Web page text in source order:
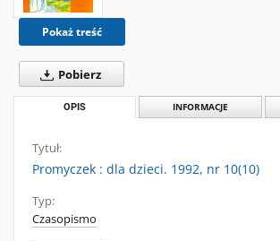
Pokaż treść
Pobierz
OPIS INFORMACJE
Tytuł:
Promyczek : dla dzieci. 1992, nr 10(10)
Typ:
Czasopismo